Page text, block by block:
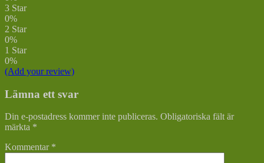
3 Star
0%
2 Star
0%
1 Star
0%
(Add your review)
Lämna ett svar
Din e-postadress kommer inte publiceras. Obligatoriska fält är
märkta *
Kommentar *